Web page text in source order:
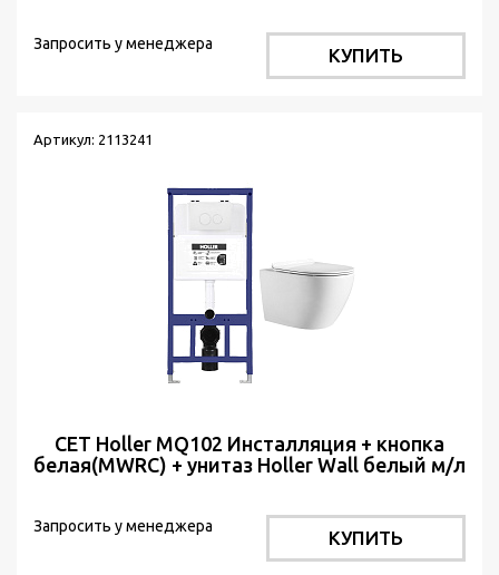
Запросить у менеджера
КУПИТЬ
Артикул: 2113241
СЕТ Holler MQ102 Инсталляция + кнопка
белая(MWRC) + унитаз Holler Wall белый м/л
Запросить у менеджера
КУПИТЬ